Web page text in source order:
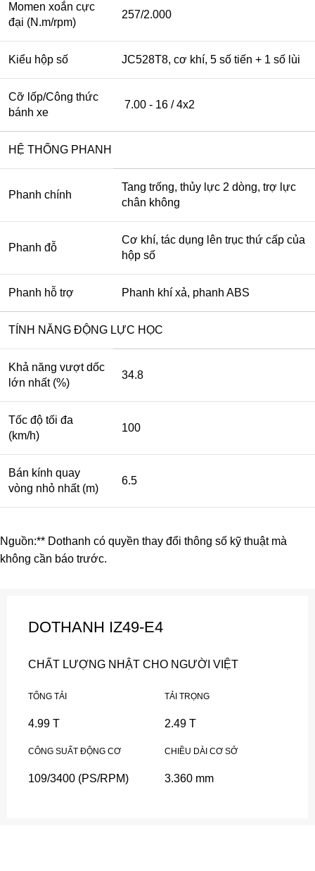
Momen xoắn cực
đại (N.m/rpm)
257/2.000
Kiểu hộp số JC528T8, cơ khí, 5 số tiến + 1 số lùi
Cỡ lốp/Công thức
bánh xe
7.00 - 16 / 4x2
HỆ THỐNG PHANH
Phanh chính
Tang trống, thủy lực 2 dòng, trợ lực
chân không
Phanh đỗ
Cơ khí, tác dụng lên trục thứ cấp của
hộp số
Phanh hỗ trợ Phanh khí xả, phanh ABS
TÍNH NĂNG ĐỘNG LỰC HỌC
Khả năng vượt dốc
lớn nhất (%)
34.8
Tốc độ tối đa
(km/h)
100
Bán kính quay
vòng nhỏ nhất (m)
6.5
Nguồn:** Dothanh có quyền thay đổi thông số kỹ thuật mà
không cần báo trước.
DOTHANH IZ49-E4
CHẤT LƯỢNG NHẬT CHO NGƯỜI VIỆT
TỔNG TẢI
4.99 T
TẢI TRỌNG
2.49 T
CÔNG SUẤT ĐỘNG CƠ
109/3400 (PS/RPM)
CHIỀU DÀI CƠ SỞ
3.360 mm